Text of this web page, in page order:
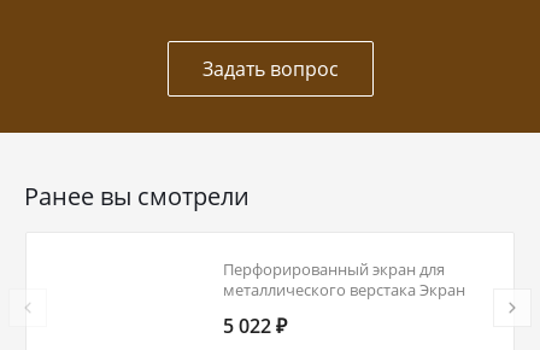
Задать вопрос
Ранее вы смотрели
Перфорированный экран для
металлического верстака Экран
5 022 ₽